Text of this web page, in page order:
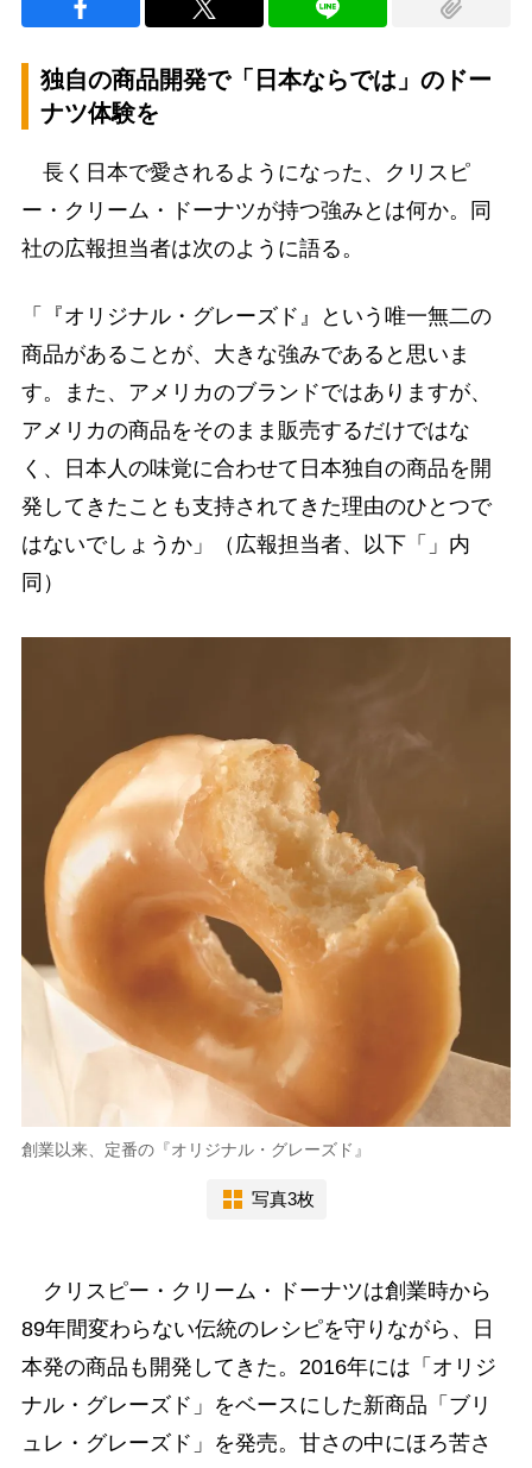
独自の商品開発で「日本ならでは」のドー
ナツ体験を
長く日本で愛されるようになった、クリスピ
ー・クリーム・ドーナツが持つ強みとは何か。同
社の広報担当者は次のように語る。
「『オリジナル・グレーズド』という唯一無二の
商品があることが、大きな強みであると思いま
す。また、アメリカのブランドではありますが、
アメリカの商品をそのまま販売するだけではな
く、日本人の味覚に合わせて日本独自の商品を開
発してきたことも支持されてきた理由のひとつで
はないでしょうか」（広報担当者、以下「」内
同）
創業以来、定番の『オリジナル・グレーズド』
写真3枚
クリスピー・クリーム・ドーナツは創業時から
89年間変わらない伝統のレシピを守りながら、日
本発の商品も開発してきた。2016年には「オリジ
ナル・グレーズド」をベースにした新商品「ブリ
ュレ・グレーズド」を発売。甘さの中にほろ苦さ